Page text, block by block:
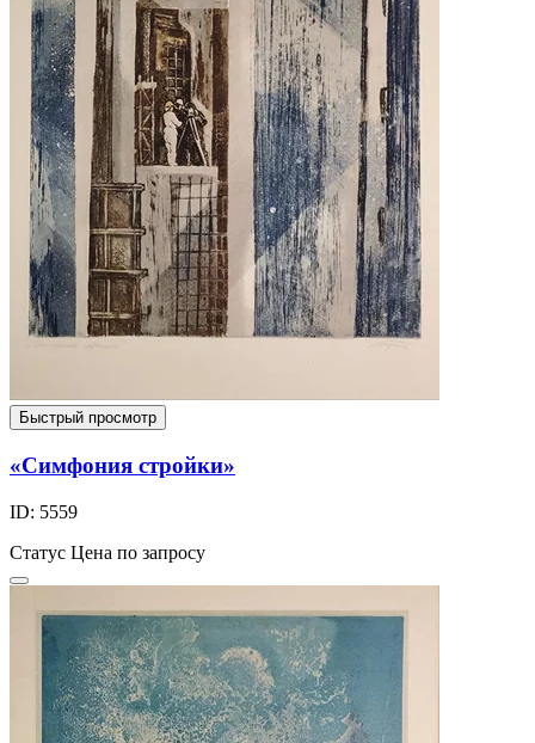
Быстрый просмотр
«Симфония стройки»
ID: 5559
Статус Цена по запросу